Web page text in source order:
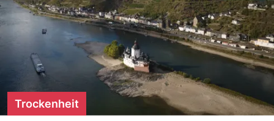
Trockenheit